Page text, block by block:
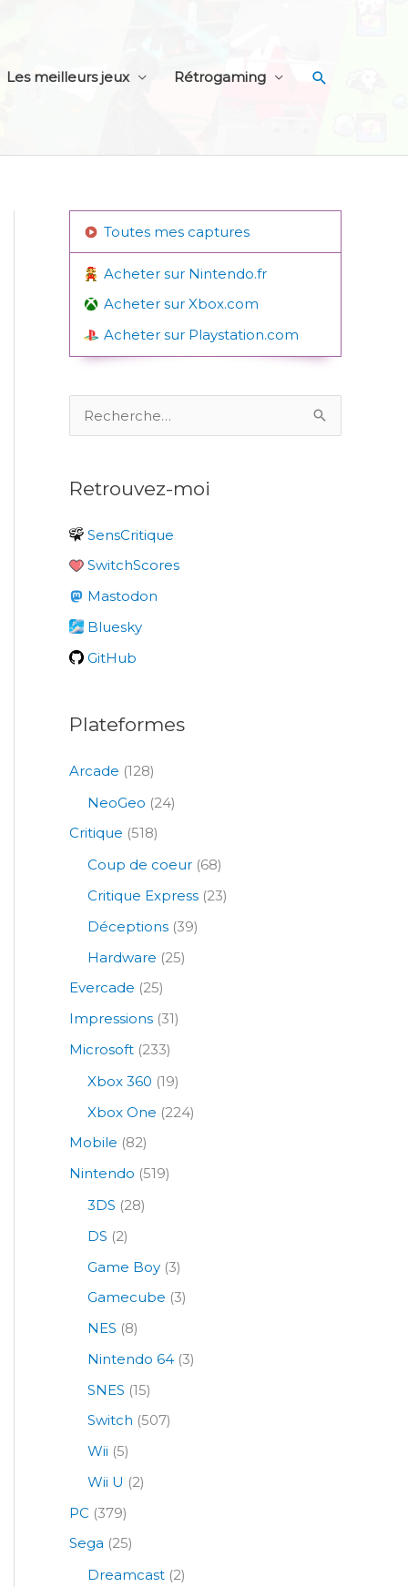
Les meilleurs jeux Rétrogaming
Toutes mes captures
Acheter sur Nintendo.fr
Acheter sur Xbox.com
Acheter sur Playstation.com
e
h
r
c
h
e
r
Retrouvez-moi
SensCritique
SwitchScores
Mastodon
Bluesky
GitHub
Plateformes
Arcade (128)
NeoGeo (24)
Critique (518)
Coup de coeur (68)
Critique Express (23)
Déceptions (39)
Hardware (25)
Evercade (25)
Impressions (31)
Microsoft (233)
Xbox 360 (19)
Xbox One (224)
Mobile (82)
Nintendo (519)
3DS (28)
DS (2)
Game Boy (3)
Gamecube (3)
NES (8)
Nintendo 64 (3)
SNES (15)
Switch (507)
Wii (5)
Wii U (2)
PC (379)
Sega (25)
Dreamcast (2)